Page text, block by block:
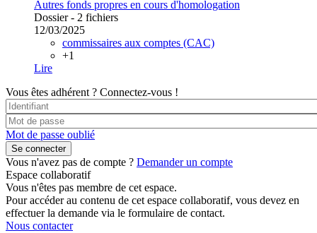
Autres fonds propres en cours d'homologation
Dossier - 2 fichiers
12/03/2025
commissaires aux comptes (CAC)
+1
Lire
Vous êtes adhérent ? Connectez-vous !
Mot de passe oublié
Vous n'avez pas de compte ? Demander un compte
Espace collaboratif
Vous n'êtes pas membre de cet espace.
Pour accéder au contenu de cet espace collaboratif, vous devez en
effectuer la demande via le formulaire de contact.
Nous contacter